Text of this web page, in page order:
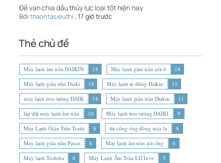
Đế van chia dầu thủy lực loại tốt hiện nay
Bởi thaontasieuthi , 17 giờ trước
Thẻ chủ đề
Máy lạnh âm trần DAIKIN 24 Máy lạnh giấu trần nối ố
18
Máy lạnh giấu trần Daiki
18 Máy lạnh tủ đứng Daikin
15
máy lạnh treo tường DAIK
14 Máy lạnh giấu trần Daikin
11
lắp đặt máy lạnh âm trần
10 Máy lạnh treo tường DAIKI
9
Máy Lạnh Giấu Trần Toshi
8 thi công ống đồng máy lạ
8
Máy lạnh giấu trần Panas
6 Máy lạnh âm trần nối ống
6
Máy lạnh Toshiba
6 Máy Lạnh Âm Trần LG Inve
5